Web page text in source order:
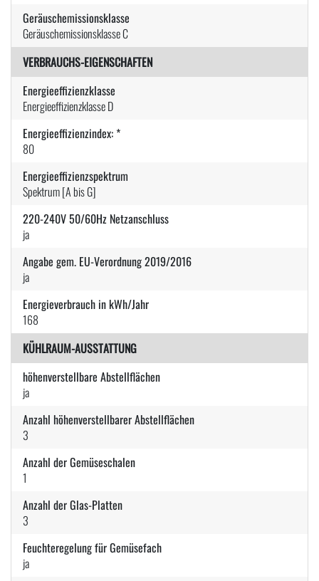
Geräuschemissionsklasse
Geräuschemissionsklasse C
VERBRAUCHS-EIGENSCHAFTEN
Energieeffizienzklasse
Energieeffizienzklasse D
Energieeffizienzindex: *
80
Energieeffizienzspektrum
Spektrum [A bis G]
220-240V 50/60Hz Netzanschluss
ja
Angabe gem. EU-Verordnung 2019/2016
ja
Energieverbrauch in kWh/Jahr
168
KÜHLRAUM-AUSSTATTUNG
höhenverstellbare Abstellflächen
ja
Anzahl höhenverstellbarer Abstellflächen
3
Anzahl der Gemüseschalen
1
Anzahl der Glas-Platten
3
Feuchteregelung für Gemüsefach
ja